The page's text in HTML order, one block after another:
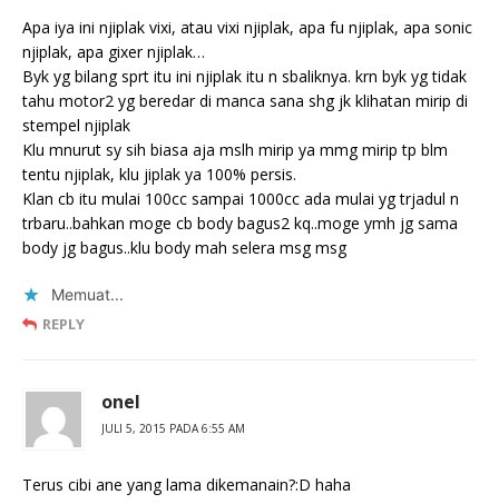
Apa iya ini njiplak vixi, atau vixi njiplak, apa fu njiplak, apa sonic
njiplak, apa gixer njiplak…
Byk yg bilang sprt itu ini njiplak itu n sbaliknya. krn byk yg tidak
tahu motor2 yg beredar di manca sana shg jk klihatan mirip di
stempel njiplak
Klu mnurut sy sih biasa aja mslh mirip ya mmg mirip tp blm
tentu njiplak, klu jiplak ya 100% persis.
Klan cb itu mulai 100cc sampai 1000cc ada mulai yg trjadul n
trbaru..bahkan moge cb body bagus2 kq..moge ymh jg sama
body jg bagus..klu body mah selera msg msg
Memuat...
REPLY
onel
JULI 5, 2015 PADA 6:55 AM
Terus cibi ane yang lama dikemanain?:D haha